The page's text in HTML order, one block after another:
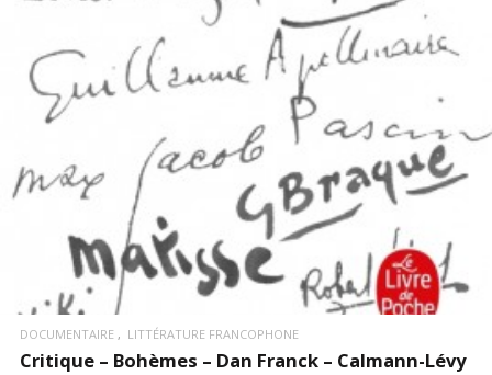
DOCUMENTAIRE LITTÉRATURE FRANCOPHONE
Critique – Bohèmes – Dan Franck – Calmann-Lévy